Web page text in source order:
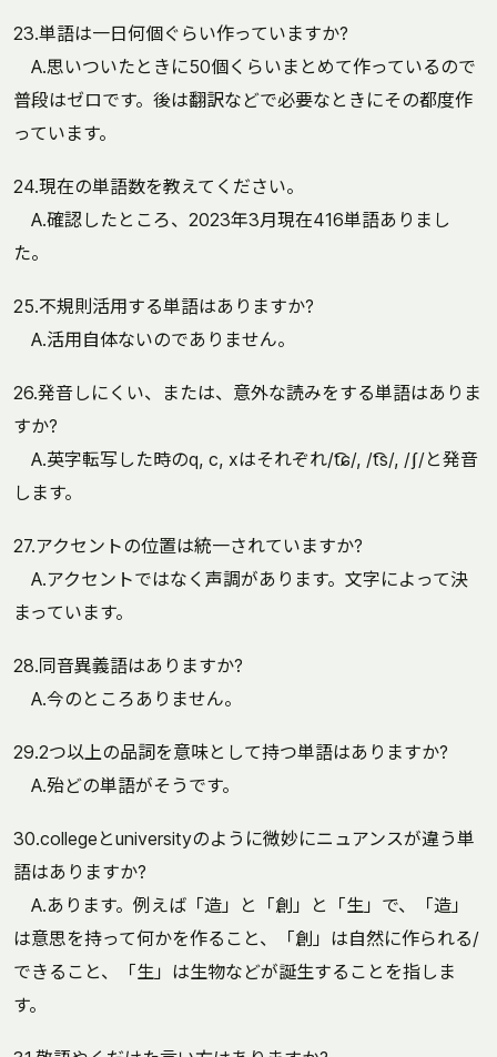
23.単語は一日何個ぐらい作っていますか?
A.思いついたときに50個くらいまとめて作っているので
普段はゼロです。後は翻訳などで必要なときにその都度作
っています。
24.現在の単語数を教えてください。
A.確認したところ、2023年3月現在416単語ありまし
た。
25.不規則活用する単語はありますか?
A.活用自体ないのでありません。
26.発音しにくい、または、意外な読みをする単語はありま
すか?
A.英字転写した時のq, c, xはそれぞれ/t͡ɕ/, /t͡s/, /ʃ/と発音
します。
27.アクセントの位置は統一されていますか?
A.アクセントではなく声調があります。文字によって決
まっています。
28.同音異義語はありますか?
A.今のところありません。
29.2つ以上の品詞を意味として持つ単語はありますか?
A.殆どの単語がそうです。
30.collegeとuniversityのように微妙にニュアンスが違う単
語はありますか?
A.あります。例えば「造」と「創」と「生」で、「造」
は意思を持って何かを作ること、「創」は自然に作られる/
できること、「生」は生物などが誕生することを指しま
す。